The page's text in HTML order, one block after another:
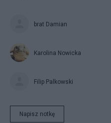
brat Damian
Karolina Nowicka
Filip Palkowski
Napisz notkę